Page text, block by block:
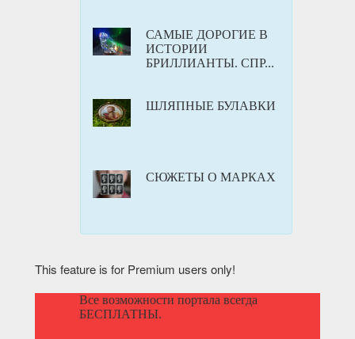
САМЫЕ ДОРОГИЕ В
ИСТОРИИ
БРИЛЛИАНТЫ. СПР...
ШЛЯПНЫЕ БУЛАВКИ
СЮЖЕТЫ О МАРКАХ
This feature is for Premium users only!
Все возможности портала всегда
БЕСПЛАТНЫ.